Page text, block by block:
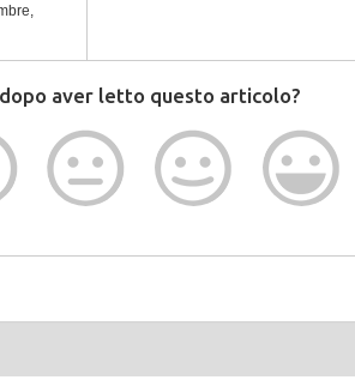
aver letto questo articolo?